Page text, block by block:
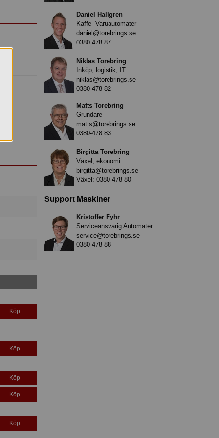
Köp
Köp
Köp
Köp
Köp
Daniel Hallgren
Kaffe- Varuautomater
daniel@torebrings.se
0380-478 87
Niklas Torebring
Inköp, logistik, IT
niklas@torebrings.se
0380-478 82
Matts Torebring
Grundare
matts@torebrings.se
0380-478 83
Birgitta Torebring
Växel, ekonomi
birgitta@torebrings.se
Växel: 0380-478 80
Support Maskiner
Kristoffer Fyhr
Serviceansvarig Automater
service@torebrings.se
0380-478 88